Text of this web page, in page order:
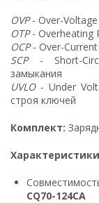
OVP- Over-
OTP- Overheating
OCP- Over-
SCP- Short-
замыкания
UVLO- Under
строя ключей
Комплект:
Характеристики
CQ70-124CA